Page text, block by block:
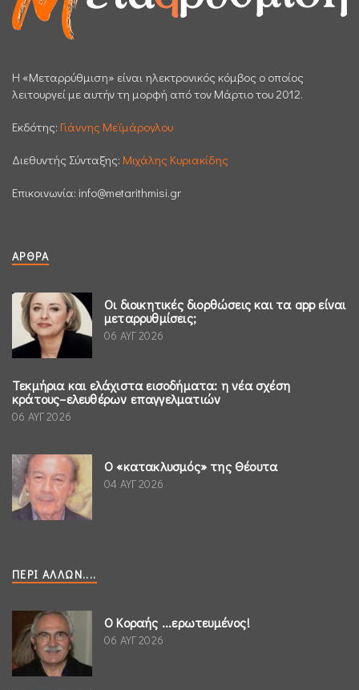
H «Μεταρρύθμιση» είναι ηλεκτρονικός κόμβος ο οποίος
λειτουργεί με αυτήν τη μορφή από τον Μάρτιο του 2012.
Εκδότης: Γιάννης Μεϊμάρογλου
Διεθυντής Σύνταξης: Μιχάλης Κυριακίδης
Επικοινωνία: info@metarithmisi.gr
ΆΡΘΡΑ
Οι διοικητικές διορθώσεις και τα app είναι
μεταρρυθμίσεις;
06 ΑΥΓ 2026
Τεκμήρια και ελάχιστα εισοδήματα: η νέα σχέση
κράτους–ελευθέρων επαγγελματιών
06 ΑΥΓ 2026
Ο «κατακλυσμός» της Θέουτα
04 ΑΥΓ 2026
ΠΕΡΊ ΆΛΛΩΝ....
Ο Κοραής ...ερωτευμένος!
06 ΑΥΓ 2026